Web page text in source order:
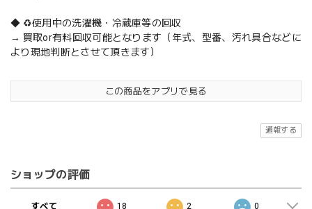
◆ ♻️使用中の洗濯機・冷蔵庫等の回収
→ 買取or有料回収可能となります（年式、型番、汚れ具合などに
より現地判断とさせて頂きます）
この商品をアプリで見る
通報する
ショップの評価
すべて 18 2 0